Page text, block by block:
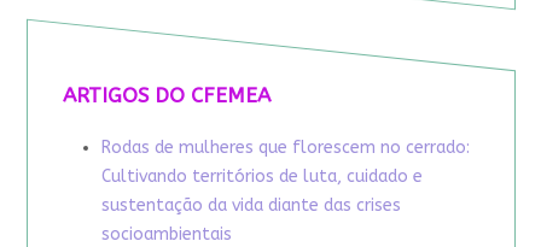
ARTIGOS DO CFEMEA
Rodas de mulheres que florescem no cerrado:
Cultivando territórios de luta, cuidado e
sustentação da vida diante das crises
socioambientais